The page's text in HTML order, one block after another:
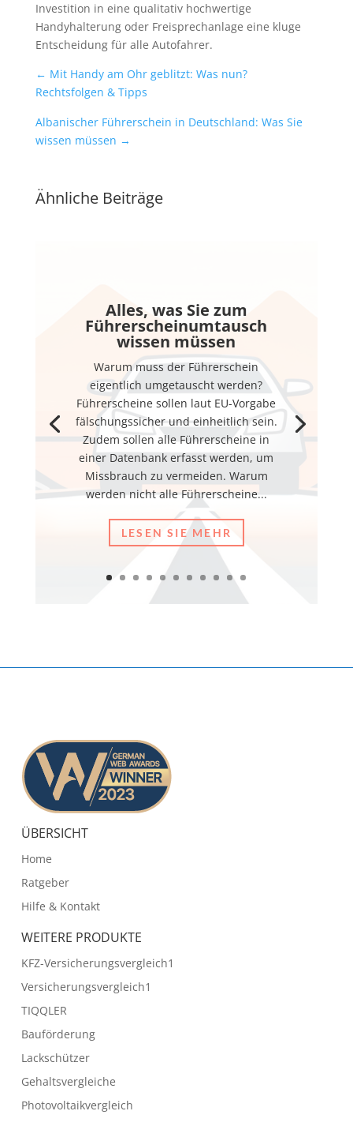
Investition in eine qualitativ hochwertige
Handyhalterung oder Freisprechanlage eine kluge
Entscheidung für alle Autofahrer.
← Mit Handy am Ohr geblitzt: Was nun?
Rechtsfolgen & Tipps
Albanischer Führerschein in Deutschland: Was Sie
wissen müssen →
Ähnliche Beiträge
Alles, was Sie zum
Führerscheinumtausch
wissen müssen
Warum muss der Führerschein
eigentlich umgetauscht werden?
Führerscheine sollen laut EU-Vorgabe
fälschungssicher und einheitlich sein.
Zudem sollen alle Führerscheine in
einer Datenbank erfasst werden, um
Missbrauch zu vermeiden. Warum
werden nicht alle Führerscheine...
LESEN SIE MEHR
ÜBERSICHT
Home
Ratgeber
Hilfe & Kontakt
WEITERE PRODUKTE
KFZ-Versicherungsvergleich1
Versicherungsvergleich1
TIQQLER
Bauförderung
Lackschützer
Gehaltsvergleiche
Photovoltaikvergleich